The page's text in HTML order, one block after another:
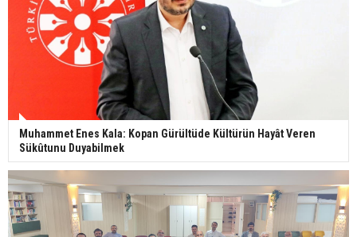
Muhammet Enes Kala: Kopan Gürültüde Kültürün Hayât Veren
Sükûtunu Duyabilmek